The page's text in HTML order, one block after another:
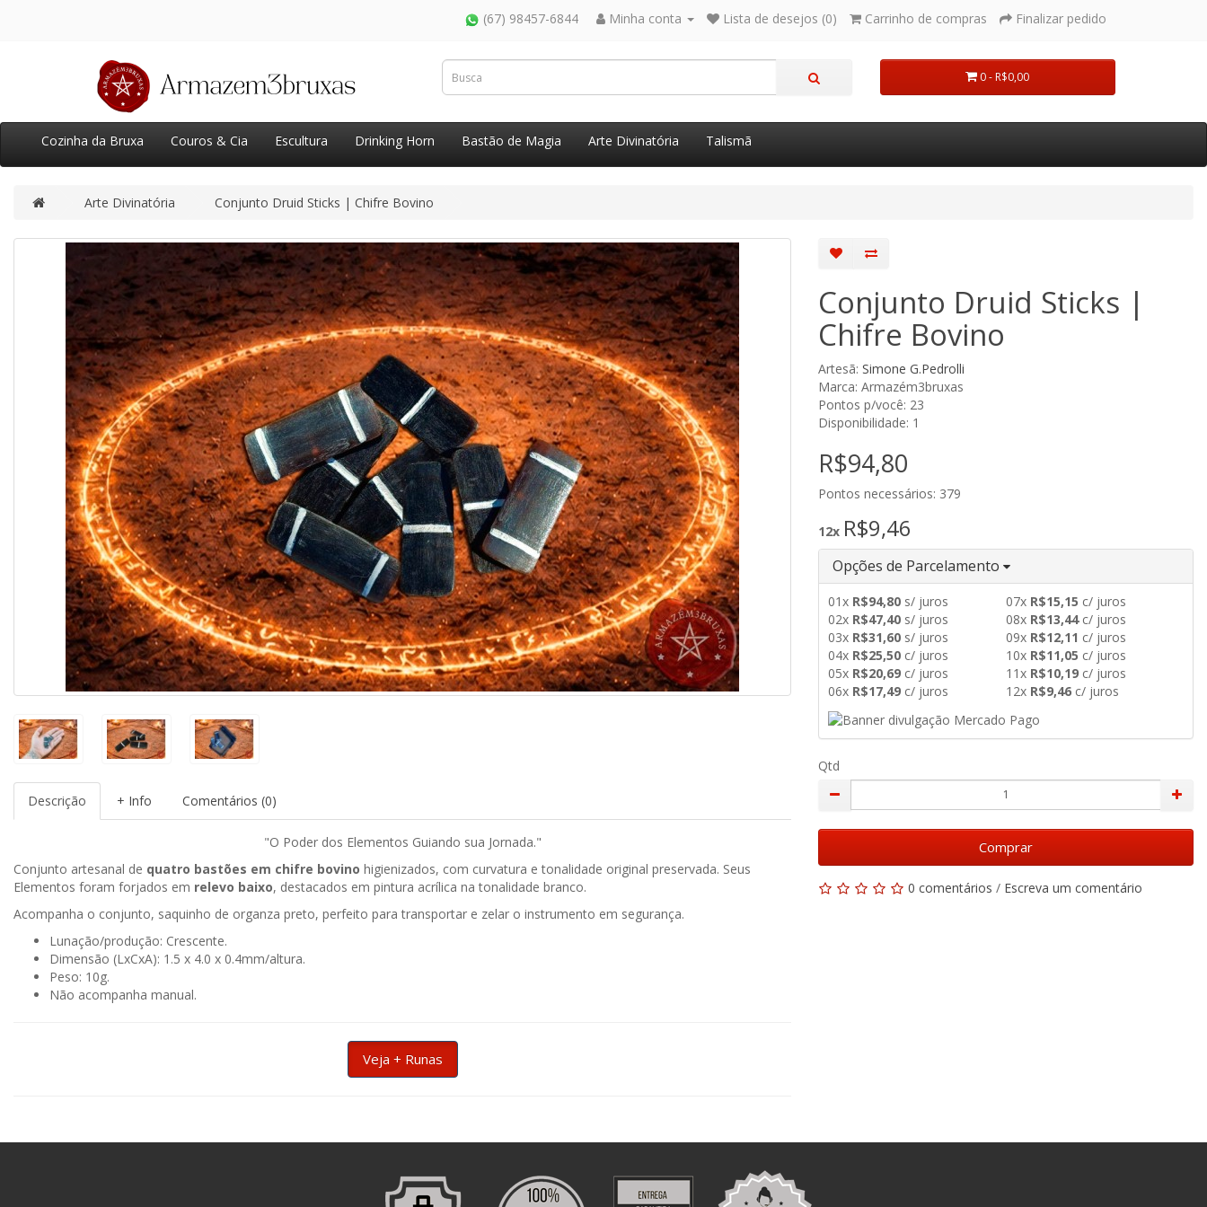
(67) 98457-6844 Minha conta Lista de desejos (0) Carrinho de compras Finalizar pedido
0 - R$0,00
Cozinha da Bruxa Couros & Cia Escultura Drinking Horn Bastão de Magia Arte Divinatória Talismã
Arte Divinatória Conjunto Druid Sticks | Chifre Bovino
Descrição + Info Comentários (0)
"O Poder dos Elementos Guiando sua Jornada."
Conjunto artesanal de quatro bastões em chifre bovino higienizados, com curvatura e tonalidade original preservada. Seus
Elementos foram forjados em relevo baixo, destacados em pintura acrílica na tonalidade branco.
Acompanha o conjunto, saquinho de organza preto, perfeito para transportar e zelar o instrumento em segurança.
Lunação/produção: Crescente.
Dimensão (LxCxA): 1.5 x 4.0 x 0.4mm/altura.
Peso: 10g.
Não acompanha manual.
Veja + Runas
Conjunto Druid Sticks |
Chifre Bovino
Artesã: Simone G.Pedrolli
Marca: Armazém3bruxas
Pontos p/você: 23
Disponibilidade: 1
R$94,80
Pontos necessários: 379
12x R$9,46
Opções de Parcelamento
01x R$94,80 s/ juros
02x R$47,40 s/ juros
03x R$31,60 s/ juros
04x R$25,50 c/ juros
05x R$20,69 c/ juros
06x R$17,49 c/ juros
07x R$15,15 c/ juros
08x R$13,44c/ juros
09x R$12,11 c/ juros
10x R$11,05 c/ juros
11x R$10,19 c/ juros
12x R$9,46 c/ juros
Qtd
Comprar
0 comentários / Escreva um comentário